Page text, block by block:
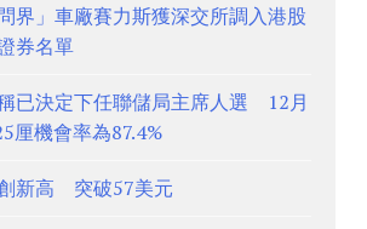
界」車廠賽力斯獲深交所調入港股
券名單
已決定下任聯儲局主席人選 12月
厘機會率為87.4%
新高 突破57美元